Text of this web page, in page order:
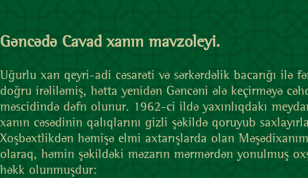
Gəncədə Cavad xanın mavzoleyi.
Uğurlu xan qeyri-adi cəsarəti və sərkərdəlik bacarığı ilə
doğru irəliləmiş, hətta yenidən Gəncəni ələ keçirməyə
məscidində dəfn olunur. 1962-ci ildə yaxınlıqdakı
xanın cəsədinin qalıqlarını gizli şəkildə qoruyub
Xoşbəxtlikdən həmişə elmi axtarışlarda olan
olaraq, həmin şəkildəki məzarın mərmərdən yonulmuş
həkk olunmuşdur: